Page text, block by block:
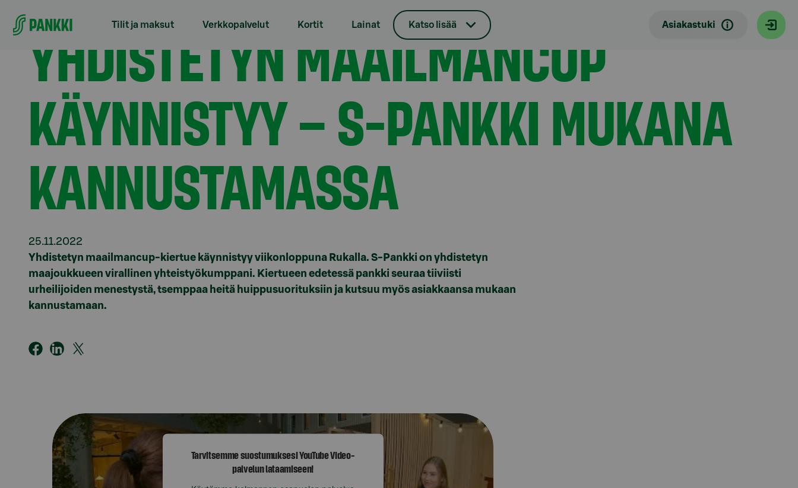
Tilit ja maksut Verkkopalvelut Kortit Lainat Katso lisää Asiakastuki
Yhdistetyn maailmancup käynnistyy – S-Pankki mukana kannustamassa
YHDISTETYN MAAILMANCUP
KÄYNNISTYY – S-PANKKI MUKANA
KANNUSTAMASSA
25.11.2022
Yhdistetyn maailmancup-kiertue käynnistyy viikonloppuna Rukalla. S-Pankki on yhdistetyn
maajoukkueen virallinen yhteistyökumppani. Kiertueen edetessä pankki seuraa tiiviisti
urheilijoiden menestystä, tsemppaa heitä huippusuorituksiin ja kutsuu myös asiakkaansa mukaan
kannustamaan.
Tarvitsemme suostumuksesi YouTube Video-
palvelun lataamiseen!